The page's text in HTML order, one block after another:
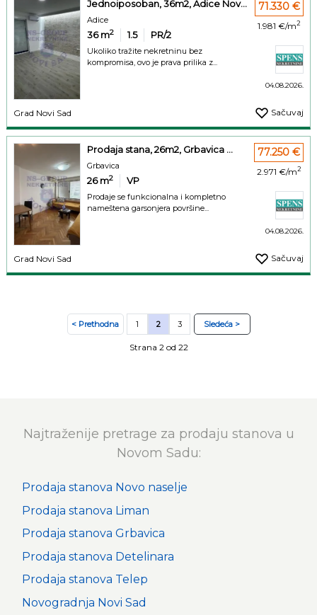
Jednoiposoban, 36m2, Adice Nov...
Adice
36m2 1.5 PR/2
Ukoliko tražite nekretninu bez
kompromisa, ovo je prava prilika z...
71.330 €
1.981 €/m2
04.08.2026.
Grad Novi Sad Sačuvaj
Prodaja stana, 26m2, Grbavica ...
Grbavica
26m2 VP
Prodaje se funkcionalna i kompletno
nameštena garsonjera površine...
77.250 €
2.971 €/m2
04.08.2026.
Grad Novi Sad Sačuvaj
< Prethodna 1 2 3 Sledeća >
Strana 2 od 22
Najtraženije pretrage za prodaju stanova u
Novom Sadu:
Prodaja stanova Novo naselje
Prodaja stanova Liman
Prodaja stanova Grbavica
Prodaja stanova Detelinara
Prodaja stanova Telep
Novogradnja Novi Sad